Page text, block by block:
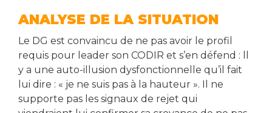
ANALYSE DE LA SITUATION
Le DG est convaincu de ne pas avoir le profil
requis pour leader son CODIR et s’en défend : ll
y a une auto-illusion dysfonctionnelle qu’il fait
lui dire : « je ne suis pas à la hauteur ». Il ne
supporte pas les signaux de rejet qui